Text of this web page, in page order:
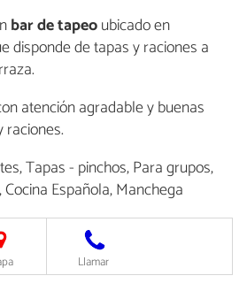
bar de tapeoubicado en
disponde de tapas y raciones a
atención agradable y buenas
raciones.
Tapas - pinchos, Para grupos,
Española, Manchega
Llamar